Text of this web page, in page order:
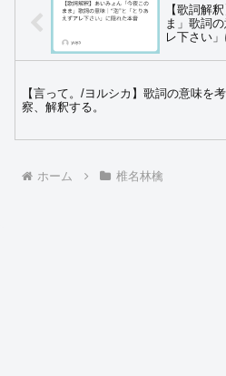
【歌詞解
ま」歌詞
レ下さい
【言って。/ヨルシカ】歌詞の意味を考
察、解釈する。
ホーム 椎名林檎